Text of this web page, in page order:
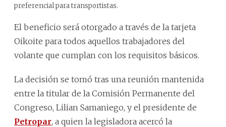
preferencial para transportistas.
El beneficio será otorgado a través de la tarjeta
Oikoite para todos aquellos trabajadores del
volante que cumplan con los requisitos básicos.
La decisión se tomó tras una reunión mantenida
entre la titular de la Comisión Permanente del
Congreso, Lilian Samaniego, y el presidente de
Petropar, a quien la legisladora acercó la